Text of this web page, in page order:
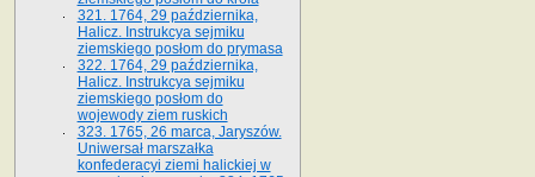
321. 1764, 29 października,
Halicz. Instrukcya sejmiku
ziemskiego posłom do prymasa
322. 1764, 29 października,
Halicz. Instrukcya sejmiku
ziemskiego posłom do
wojewody ziem ruskich
323. 1765, 26 marca, Jaryszów.
Uniwersał marszałka
konfederacyi ziemi halickiej w